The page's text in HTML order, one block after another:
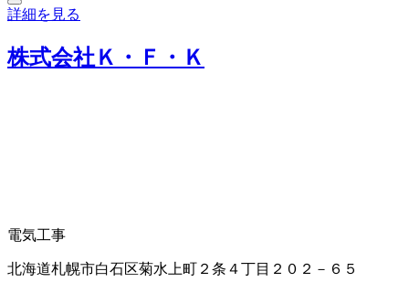
詳細を見る
株式会社Ｋ・Ｆ・Ｋ
電気工事
北海道札幌市白石区菊水上町２条４丁目２０２－６５